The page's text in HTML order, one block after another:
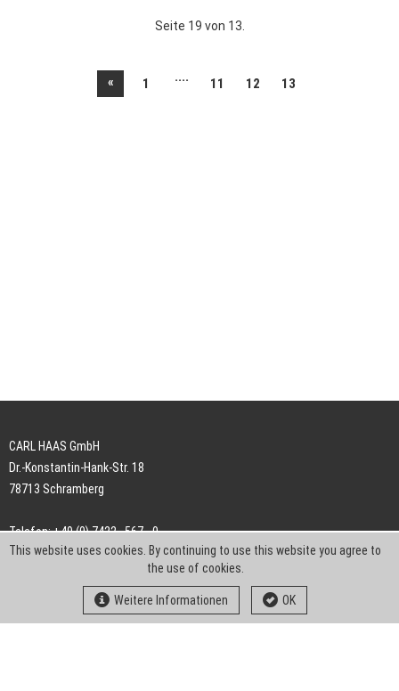
Seite 19 von 13.
« 1 .... 11 12 13
CARL HAAS GmbH
Dr.-Konstantin-Hank-Str. 18
78713 Schramberg
Telefon: +49 (0) 7422 . 567 - 0
Telefax: +49 (0) 7422 . 567 - 239
info-ch@kern-liebers.com
This website uses cookies. By continuing to use this website you agree to
the use of cookies.
Weitere Informationen OK